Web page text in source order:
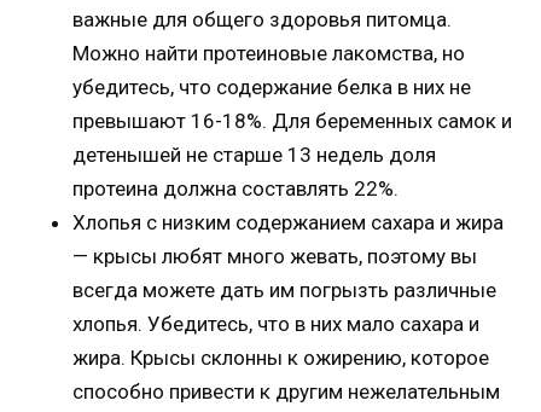
важные для общего здоровья питомца.
Можно найти протеиновые лакомства, но
убедитесь, что содержание белка в них не
превышают 16-18%. Для беременных самок и
детенышей не старше 13 недель доля
протеина должна составлять 22%.
Хлопья с низким содержанием сахара и жира
— крысы любят много жевать, поэтому вы
всегда можете дать им погрызть различные
хлопья. Убедитесь, что в них мало сахара и
жира. Крысы склонны к ожирению, которое
способно привести к другим нежелательным